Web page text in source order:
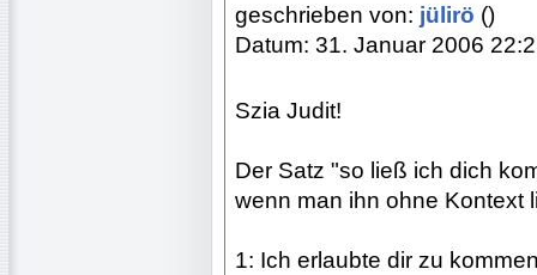
geschrieben von: jülirö ()
Datum: 31. Januar 2006
Szia Judit!
Der Satz "so ließ ich dich
wenn man ihn ohne Kontext
1: Ich erlaubte dir zu